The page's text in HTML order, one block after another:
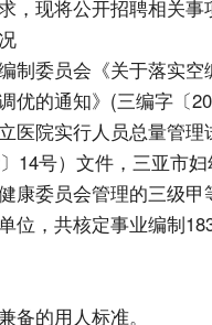
，现将公开招聘相关事
制委员会《关于落实空
优的通知》(三编字〔
医院实行人员总量管理
〕14号）文件，三亚市
康委员会管理的三级甲
位，共核定事业编制
备的用人标准。